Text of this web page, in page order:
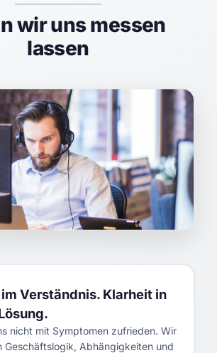
wir uns messen
lassen
Verständnis. Klarheit in
nicht mit Symptomen zufrieden. Wir
Geschäftslogik, Abhängigkeiten und